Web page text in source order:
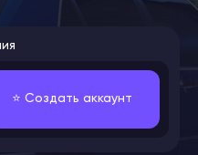
⭐️ Создать аккаунт